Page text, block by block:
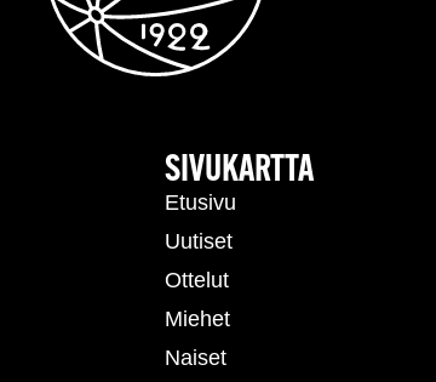
SIVUKARTTA
Etusivu
Uutiset
Ottelut
Miehet
Naiset